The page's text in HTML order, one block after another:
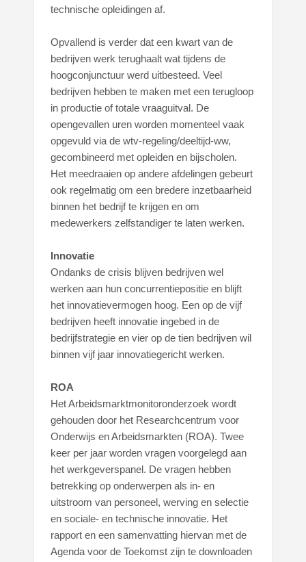
technische opleidingen af.
Opvallend is verder dat een kwart van de
bedrijven werk terughaalt wat tijdens de
hoogconjunctuur werd uitbesteed. Veel
bedrijven hebben te maken met een terugloop
in productie of totale vraaguitval. De
opengevallen uren worden momenteel vaak
opgevuld via de wtv-regeling/deeltijd-ww,
gecombineerd met opleiden en bijscholen.
Het meedraaien op andere afdelingen gebeurt
ook regelmatig om een bredere inzetbaarheid
binnen het bedrijf te krijgen en om
medewerkers zelfstandiger te laten werken.
Innovatie
Ondanks de crisis blijven bedrijven wel
werken aan hun concurrentiepositie en blijft
het innovatievermogen hoog. Een op de vijf
bedrijven heeft innovatie ingebed in de
bedrijfstrategie en vier op de tien bedrijven wil
binnen vijf jaar innovatiegericht werken.
ROA
Het Arbeidsmarktmonitoronderzoek wordt
gehouden door het Researchcentrum voor
Onderwijs en Arbeidsmarkten (ROA). Twee
keer per jaar worden vragen voorgelegd aan
het werkgeverspanel. De vragen hebben
betrekking op onderwerpen als in- en
uitstroom van personeel, werving en selectie
en sociale- en technische innovatie. Het
rapport en een samenvatting hiervan met de
Agenda voor de Toekomst zijn te downloaden